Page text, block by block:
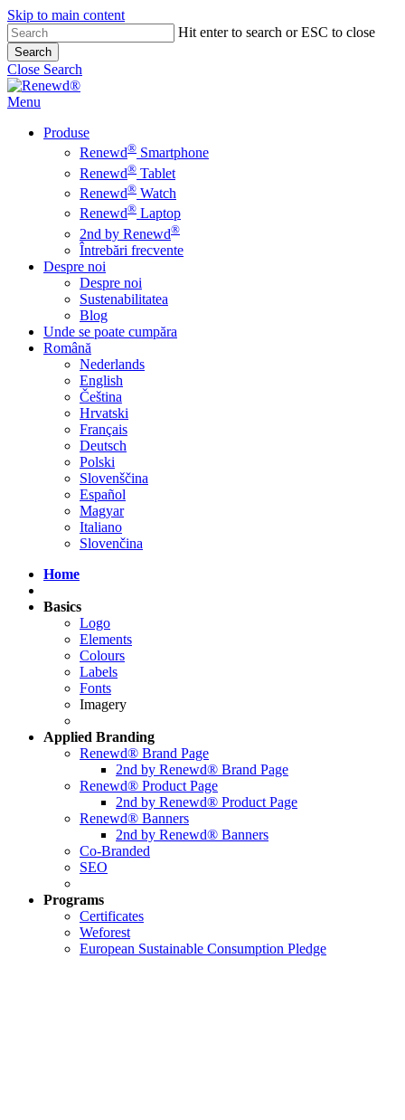
Skip to main content
Hit enter to search or ESC to close
Search
Close Search
Menu
Produse
Renewd® Smartphone
Renewd® Tablet
Renewd® Watch
Renewd® Laptop
2nd by Renewd®
Întrebări frecvente
Despre noi
Despre noi
Sustenabilitatea
Blog
Unde se poate cumpăra
Română
Nederlands
English
Čeština
Hrvatski
Français
Deutsch
Polski
Slovenščina
Español
Magyar
Italiano
Slovenčina
Home
Basics
Logo
Elements
Colours
Labels
Fonts
Imagery
Applied Branding
Renewd® Brand Page
2nd by Renewd® Brand Page
Renewd® Product Page
2nd by Renewd® Product Page
Renewd® Banners
2nd by Renewd® Banners
Co-Branded
SEO
Programs
Certificates
Weforest
European Sustainable Consumption Pledge